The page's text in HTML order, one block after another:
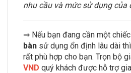
nhu cầu và mức sử dụng của
⇒ Nếu bạn đang cần một chiếc
bàn sử dụng ổn định lâu dài
rất phù hợp cho bạn. Trọn bộ
VND quý khách được hỗ trợ